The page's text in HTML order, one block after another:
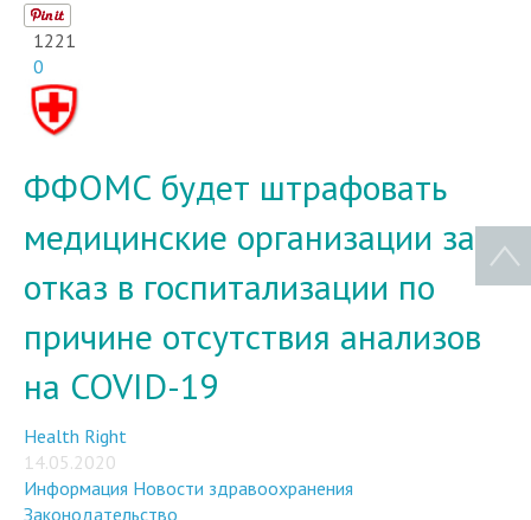
1221
0
ФФОМС будет штрафовать
медицинские организации за
отказ в госпитализации по
причине отсутствия анализов
на COVID-19
Health Right
14.05.2020
Информация Новости здравоохранения
Законодательство